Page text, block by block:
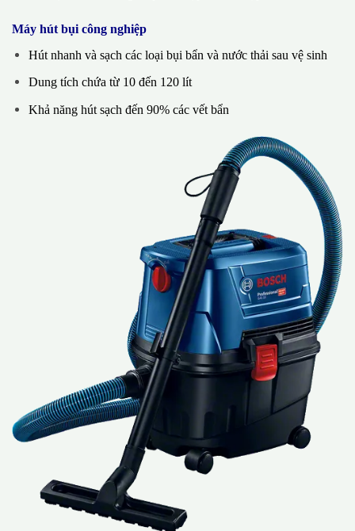
Máy hút bụi công nghiệp
Hút nhanh và sạch các loại bụi bẩn và nước thải sau vệ sinh
Dung tích chứa từ 10 đến 120 lít
Khả năng hút sạch đến 90% các vết bẩn